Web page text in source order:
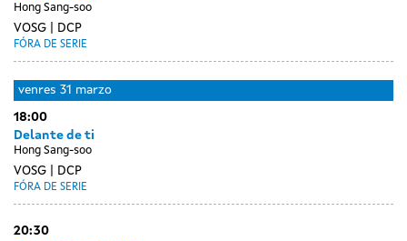
Hong Sang-soo
VOSG DCP
FÓRA DE SERIE
venres 31 marzo
18:00
Delante de ti
Hong Sang-soo
VOSG DCP
FÓRA DE SERIE
20:30